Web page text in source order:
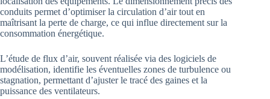
conduits permet d’optimiser la circulation d’air tout en
maîtrisant la perte de charge, ce qui influe directement sur la
consommation énergétique.
L’étude de flux d’air, souvent réalisée via des logiciels de
modélisation, identifie les éventuelles zones de turbulence ou
stagnation, permettant d’ajuster le tracé des gaines et la
puissance des ventilateurs.